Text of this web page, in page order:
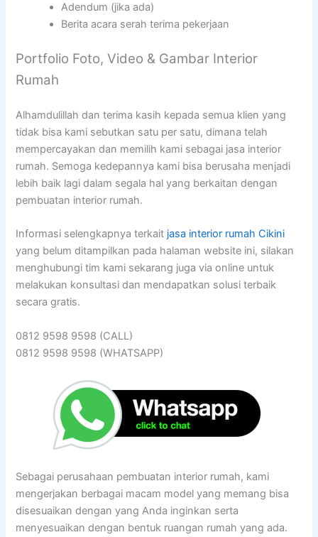
Adendum (jika ada)
Berita acara serah terima pekerjaan
Portfolio Foto, Video & Gambar Interior
Rumah
Alhamdulillah dan terima kasih kepada semua klien yang
tidak bisa kami sebutkan satu per satu, dimana telah
mempercayakan dan memilih kami sebagai jasa interior
rumah. Semoga kedepannya kami bisa berusaha menjadi
lebih baik lagi dalam segala hal yang berkaitan dengan
pembuatan interior rumah.
Informasi selengkapnya terkait jasa interior rumah Cikini
yang belum ditampilkan pada halaman website ini, silakan
menghubungi tim kami sekarang juga via online untuk
melakukan konsultasi dan mendapatkan solusi terbaik
secara gratis.
0812 9598 9598 (CALL)
0812 9598 9598 (WHATSAPP)
Sebagai perusahaan pembuatan interior rumah, kami
mengerjakan berbagai macam model yang memang bisa
disesuaikan dengan yang Anda inginkan serta
menyesuaikan dengan bentuk ruangan rumah yang ada.